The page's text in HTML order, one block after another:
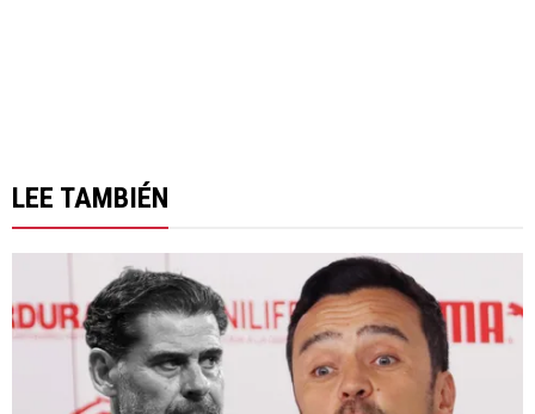
LEE TAMBIÉN